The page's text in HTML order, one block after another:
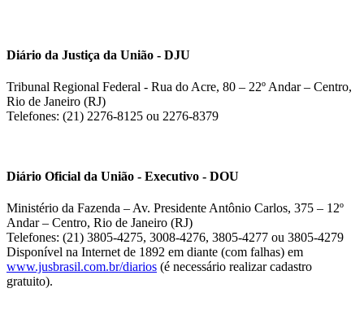
Diário da Justiça da União - DJU
Tribunal Regional Federal - Rua do Acre, 80 – 22º Andar – Centro,
Rio de Janeiro (RJ)
Telefones: (21) 2276-8125 ou 2276-8379
Diário Oficial da União - Executivo - DOU
Ministério da Fazenda – Av. Presidente Antônio Carlos, 375 – 12º
Andar – Centro, Rio de Janeiro (RJ)
Telefones: (21) 3805-4275, 3008-4276, 3805-4277 ou 3805-4279
Disponível na Internet de 1892 em diante (com falhas) em
www.jusbrasil.com.br/diarios (é necessário realizar cadastro
gratuito).